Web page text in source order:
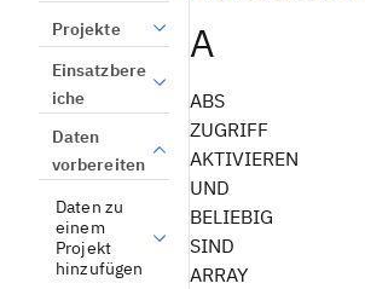
Projekte
Einsatzbere
iche
Daten
vorbereiten
Daten zu
einem
Projekt
hinzufügen
A
ABS
ZUGRIFF
AKTIVIEREN
UND
BELIEBIG
SIND
ARRAY